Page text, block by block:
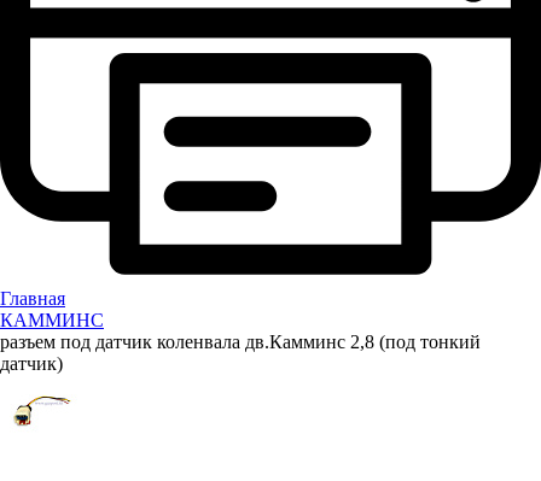
Главная
КАММИНС
разъем под датчик коленвала дв.Камминс 2,8 (под тонкий
датчик)